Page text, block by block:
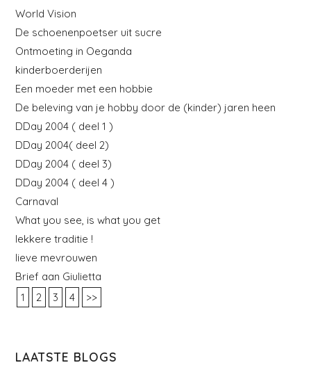
World Vision
De schoenenpoetser uit sucre
Ontmoeting in Oeganda
kinderboerderijen
Een moeder met een hobbie
De beleving van je hobby door de (kinder) jaren heen
DDay 2004 ( deel 1 )
DDay 2004( deel 2)
DDay 2004 ( deel 3)
DDay 2004 ( deel 4 )
Carnaval
What you see, is what you get
lekkere traditie !
lieve mevrouwen
Brief aan Giulietta
1
2 3 4 >>
LAATSTE BLOGS